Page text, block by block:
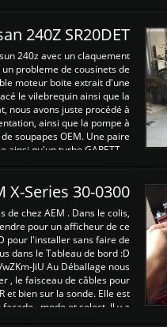
240Z SR20DET
240z avec un claquement
probleme de cousinets de
moteur boite extrait d'une
le vilebrequin ainsi que la
nous avons juste procédé à
ainsi que la pompe à
soupapes OEM. Une paire
qu'un turbo GARETT ...
X-Series 30-0300
de chez AEM . Dans le colis,
pour un afficheur de ce
pour l'installer sans faire de
dans le Tableau de bord :D
JiU Au Déballage nous
, le faisceau de câbles pour
et bien sur la sonde. Elle est
, mode et select. Il y a